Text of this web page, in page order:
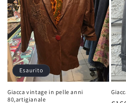
Esaurito
Giacca vintage in pelle anni
80,artigianale